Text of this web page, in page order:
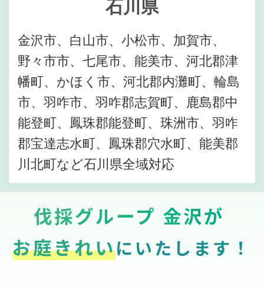
石川県
金沢市、白山市、小松市、加賀市、
野々市市、七尾市、能美市、河北郡津
幡町、かほく市、河北郡内灘町、輪島
市、羽咋市、羽咋郡志賀町、鹿島郡中
能登町、鳳珠郡能登町、珠洲市、羽咋
郡宝達志水町、鳳珠郡穴水町、能美郡
川北町など石川県全域対応
伐採グループ 金沢が
お庭きれいにいたします！